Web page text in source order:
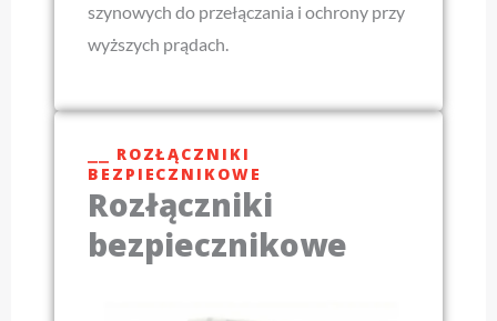
szynowych do przełączania i ochrony przy
wyższych prądach.
⎯⎯ ROZŁĄCZNIKI
BEZPIECZNIKOWE
Rozłączniki
bezpiecznikowe